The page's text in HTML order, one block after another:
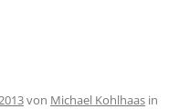
von Michael Kohlhaas in